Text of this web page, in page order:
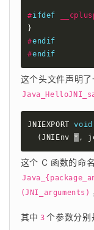
#ifdef
}
#endif
#endif
这个头文件声明
JNIEXPORT void
(JNIEnv * ,
这个 C 函数的命
(JNI_arguments)
其中 3 个参数分别